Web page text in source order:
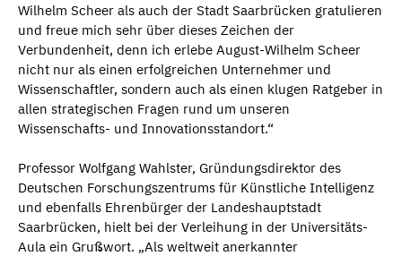
Wilhelm Scheer als auch der Stadt Saarbrücken gratulieren
und freue mich sehr über dieses Zeichen der
Verbundenheit, denn ich erlebe August-Wilhelm Scheer
nicht nur als einen erfolgreichen Unternehmer und
Wissenschaftler, sondern auch als einen klugen Ratgeber in
allen strategischen Fragen rund um unseren
Wissenschafts- und Innovationsstandort.“
Professor Wolfgang Wahlster, Gründungsdirektor des
Deutschen Forschungszentrums für Künstliche Intelligenz
und ebenfalls Ehrenbürger der Landeshauptstadt
Saarbrücken, hielt bei der Verleihung in der Universitäts-
Aula ein Grußwort. „Als weltweit anerkannter